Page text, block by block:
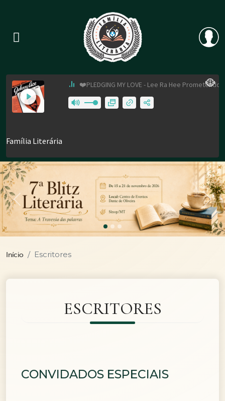
Previous
Início Escritores
ESCRITORES
CONVIDADOS ESPECIAIS